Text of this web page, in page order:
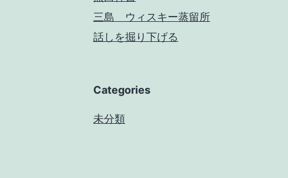
三島 ウィスキー蒸留所
話しを掘り下げる
Categories
未分類